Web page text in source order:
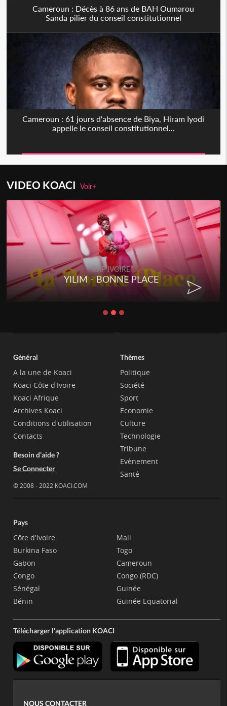
Cameroun : Décès à 86 ans de BAH Oumarou
Sanda pilier du conseil constitutionnel
Cameroun : 61 jours d'absence de Biya, Hiram Iyodi
appelle le conseil constitutionnel...
VIDEO KOACIVoir+
RAP IVOIRE
RENARD BARAKISSA - DOS DE
CHAT
Général
A la une de Koaci
Koaci Côte d'Ivoire
Koaci Afrique
Archives Koaci
Conditions d'utilisation
Contacts
Besoin d'aide ?
Se Connecter
© 2008 - 2022 KOACI.COM
Thèmes
Politique
Société
Sport
Economie
Culture
Technologie
Tribune
Evènement
Santé
Pays
Côte d'Ivoire
Burkina Faso
Gabon
Congo
Sénégal
Bénin
Mali
Togo
Cameroun
Congo (RDC)
Guinée
Guinée Equatorial
Télécharger l'application KOACI
NOUS CONTACTER